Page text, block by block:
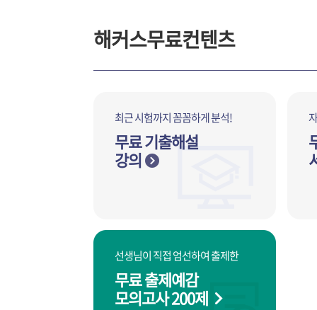
해커스무료컨텐츠
최근 시험까지 꼼꼼하게 분석!
무료 기출해설
강의
선생님이 직접 엄선하여 출제한
무료 출제예감
모의고사 200제